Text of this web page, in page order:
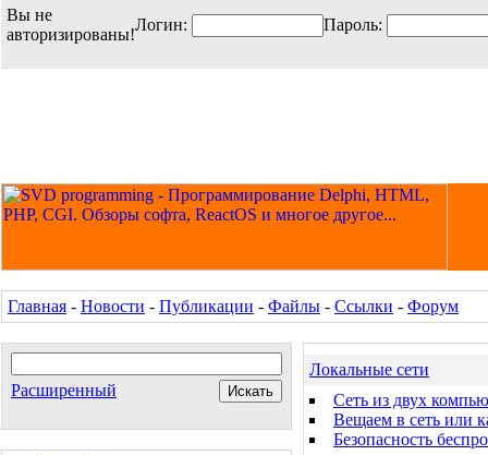
Вы не
авторизированы!
Логин: Пароль:
Главная - Новости - Публикации - Файлы - Ссылки - Форум
Расширенный
Локальные сети
Cеть из двух
Вещаем в сеть или
Безопасность